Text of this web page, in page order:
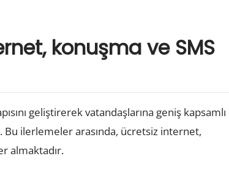
konuşma ve SMS
geliştirerek vatandaşlarına geniş kapsamlı
ilerlemeler arasında, ücretsiz internet,
almaktadır.